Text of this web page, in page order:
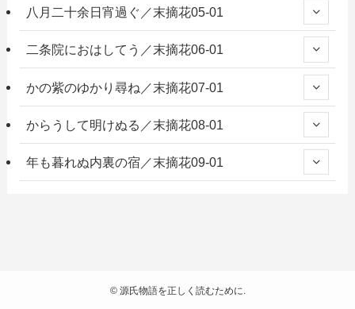
八月二十余日宵過ぐ／末摘花05-01
二条院におはしてう／末摘花06-01
かの紫のゆかり尋ね／末摘花07-01
からうして明けぬる／末摘花08-01
年も暮れぬ内裏の宿／末摘花09-01
©源氏物語を正しく読むために.